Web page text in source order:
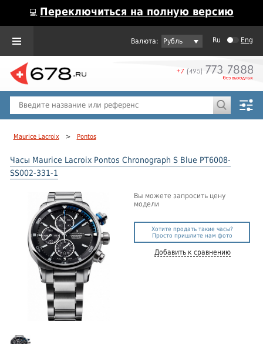
💻 Переключиться на полную версию
Рубль Ru Eng
Maurice Lacroix > Pontos
Часы Maurice Lacroix Pontos Chronograph S Blue PT6008-
SS002-331-1
Вы можете запросить цену
модели
Хотите продать такие часы?
Просто пришлите нам фото
Добавить к сравнению